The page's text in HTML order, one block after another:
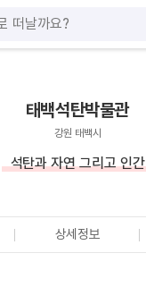
태백석탄박물관
강원 태백시
석탄과 자연 그리고 인간
상세정보